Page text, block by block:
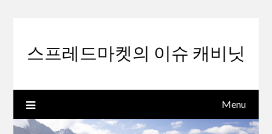
스프레드마켓의 이슈 캐비닛
Menu